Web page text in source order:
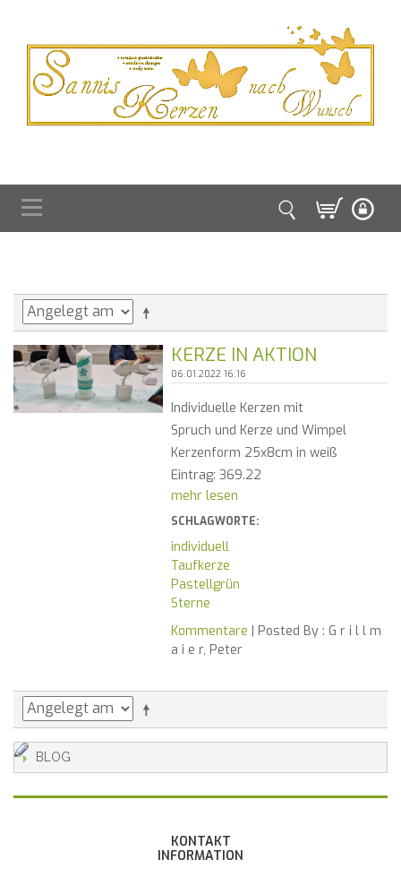
KERZE IN AKTION
06.01.2022 16:16
Individuelle Kerzen mit
Spruch und Kerze und Wimpel
Kerzenform 25x8cm in weiß
Eintrag: 369.22
mehr lesen
SCHLAGWORTE:
individuell
Taufkerze
Pastellgrün
Sterne
Kommentare | Posted By : G r i l l m
a i e r, Peter
BLOG
KONTAKT
INFORMATION